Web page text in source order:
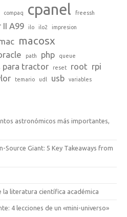
compaq cpanel freessh
II A99 ilo ilo2 impresion
macosx
path php queue
para tractor reset root rpi
temario udl usb variables
astronómicos más importantes,
Source Giant: 5 Key Takeaways from
la literatura científica académica
4 lecciones de un «mini-universo»